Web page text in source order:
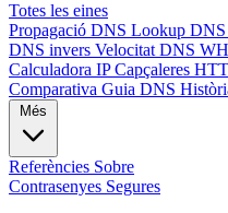
Totes les eines
Propagació DNS Lookup DNS
DNS invers Velocitat DNS
Calculadora IPCapçaleres
Comparativa Guia DNS
Referències Sobre
Contrasenyes Segures